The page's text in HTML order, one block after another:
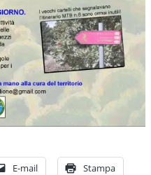
E-mail Stampa